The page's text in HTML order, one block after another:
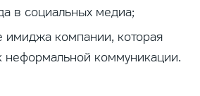
в социальных медиа;
компании, которая
неформальной коммуникации.